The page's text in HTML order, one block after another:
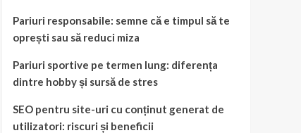
Pariuri responsabile: semne că e timpul să te
oprești sau să reduci miza
Pariuri sportive pe termen lung: diferența
dintre hobby și sursă de stres
SEO pentru site-uri cu conținut generat de
utilizatori: riscuri și beneficii